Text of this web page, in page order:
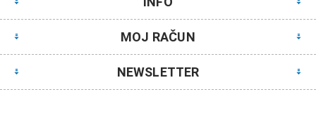
MOJ RAČUN
NEWSLETTER